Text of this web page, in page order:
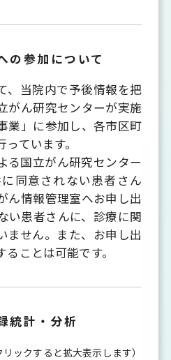
の参加について
、当院内で予後情報を把
がん研究センターが実施
業」に参加し、各市区町
ています。
る国立がん研究センター
同意されない患者さん
ん情報管理室へお申し出
い患者さんに、診療に関
ません。また、お申し出
ことは可能です。
統計・分析
ックすると拡大表示します）